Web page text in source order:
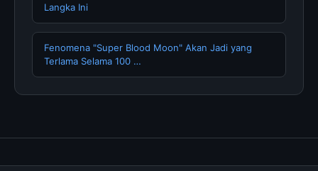
Langka Ini
Fenomena "Super Blood Moon" Akan Jadi yang
Terlama Selama 100 …